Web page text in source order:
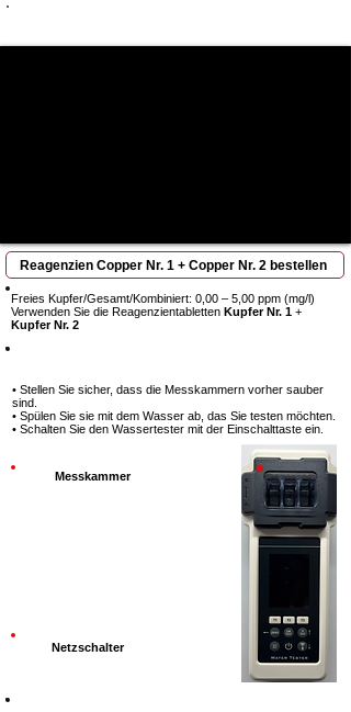
Reagenzien Copper Nr. 1 + Copper Nr. 2 bestellen
Freies Kupfer/Gesamt/Kombiniert: 0,00 – 5,00 ppm (mg/l)
Verwenden Sie die Reagenzientabletten Kupfer Nr. 1 +
Kupfer Nr. 2
• Stellen Sie sicher, dass die Messkammern vorher sauber
sind.
• Spülen Sie sie mit dem Wasser ab, das Sie testen möchten.
• Schalten Sie den Wassertester mit der Einschalttaste ein.
Messkammer
Netzschalter